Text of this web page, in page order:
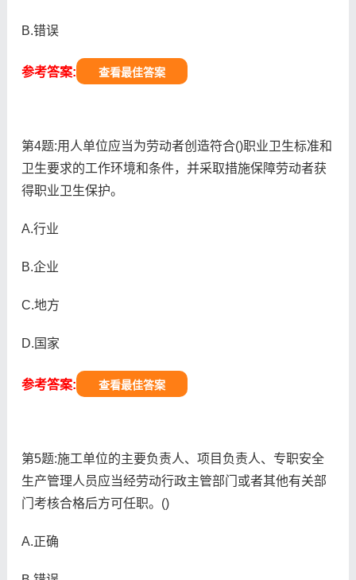
B.错误
参考答案: 查看最佳答案
第4题:用人单位应当为劳动者创造符合()职业卫生标准和
卫生要求的工作环境和条件，并采取措施保障劳动者获
得职业卫生保护。
A.行业
B.企业
C.地方
D.国家
参考答案: 查看最佳答案
第5题:施工单位的主要负责人、项目负责人、专职安全
生产管理人员应当经劳动行政主管部门或者其他有关部
门考核合格后方可任职。()
A.正确